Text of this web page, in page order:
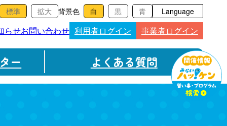
背景色 Language
らせお問い合わせ 利用者ログイン 事業者ログイン
ー よくある質問